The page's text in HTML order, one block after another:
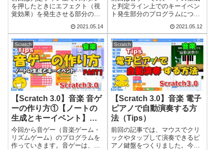
を押したときにエフェクト（視
覚効果）を発生させる部分のプ
た。今回は前回作ったプログラ
ムにスコアとコンボの回数をカ
ウントするプログラムを付け加
えます。音ゲーは、音楽のリズ
ムに合わせてノート...
2021.05.14
と判定ライン上でのキーイベン
ト発生部分のプログラムについ
ったプログラムに3種類のエフェ
クト（視覚効果）を加えていき
ます。音ゲーは、音楽のリズム
に合わせてノートと呼ばれる目
印（丸や四角形...
2021.05.12
Scratch
【Scratch 3.0】音楽 音ゲ
ーの作り方①【ノートの
生成とキーイベント】
（Tips）
今回から音ゲー（音楽ゲーム・
リズムゲーム）のプログラムを
作っていきます。音ゲーは、音
Scratch
【Scratch 3.0】音楽 電子
ピアノで自動演奏する方
法（Tips）
前回の記事では、マウスでクリ
ックやタップして演奏できるピ
アノ鍵盤をつくりました。今回